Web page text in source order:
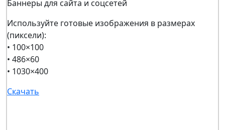
Баннеры для сайта и соцсетей
Используйте готовые изображения в размерах
(пиксели):
• 100×100
• 486×60
• 1030×400
Скачать